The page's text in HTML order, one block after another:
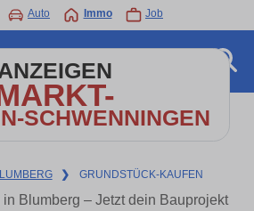
Auto Immo Job
SCHWENNINGEN
❯ GRUNDSTÜCK-KAUFEN
Blumberg – Jetzt dein Bauprojekt